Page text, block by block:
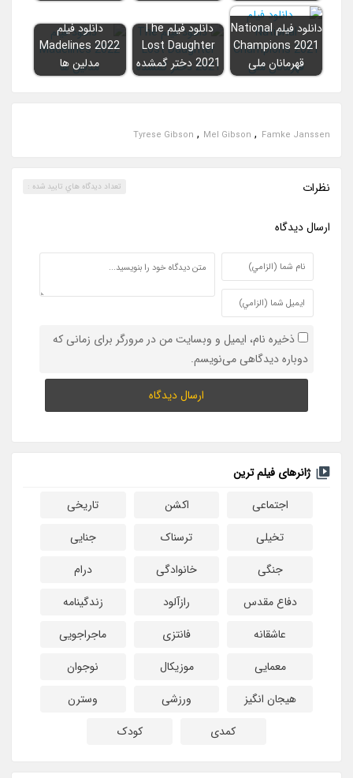
دانلود فیلم National
Champions 2021
قهرمانان ملی
دانلود فیلم The
Lost Daughter
2021 دختر گمشده
دانلود فیلم
Madelines 2022
مدلین ها
Famke Janssen
,
Mel Gibson
,
Tyrese Gibson
نظرات تعداد ديدگاه هاي تاييد شده :
ارسال ديدگاه
ذخیره نام، ایمیل و وبسایت من در مرورگر برای زمانی که
دوباره دیدگاهی می‌نویسم.
ژانرهای فیلم ترین
اجتماعی
اکشن
تاریخی
تخیلی
ترسناک
جنایی
جنگی
خانوادگی
درام
دفاع مقدس
رازآلود
زندگینامه
عاشقانه
فانتزی
ماجراجویی
معمایی
موزیکال
نوجوان
هیجان انگیز
ورزشی
وسترن
کمدی
کودک